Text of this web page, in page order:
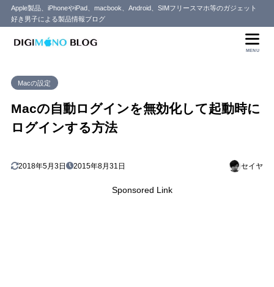
Apple製品、iPhoneやiPad、macbook、Android、SIMフリースマホ等のガジェット
好き男子による製品情報ブログ
MENU
Macの設定
Macの自動ログインを無効化して起動時に
ログインする方法
2018年5月3日 2015年8月31日 セイヤ
Sponsored Link
目次
2 最後に